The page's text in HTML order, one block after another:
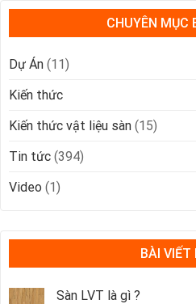
CHUYÊN MỤC
Dự Án (11)
Kiến thức
Kiến thức vật liệu sàn (15)
Tin tức (394)
Video (1)
BÀI VIẾT
Sàn LVT là gì ?